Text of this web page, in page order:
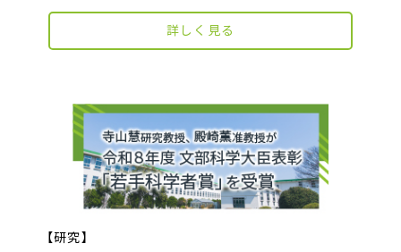
詳しく見る
【研究】